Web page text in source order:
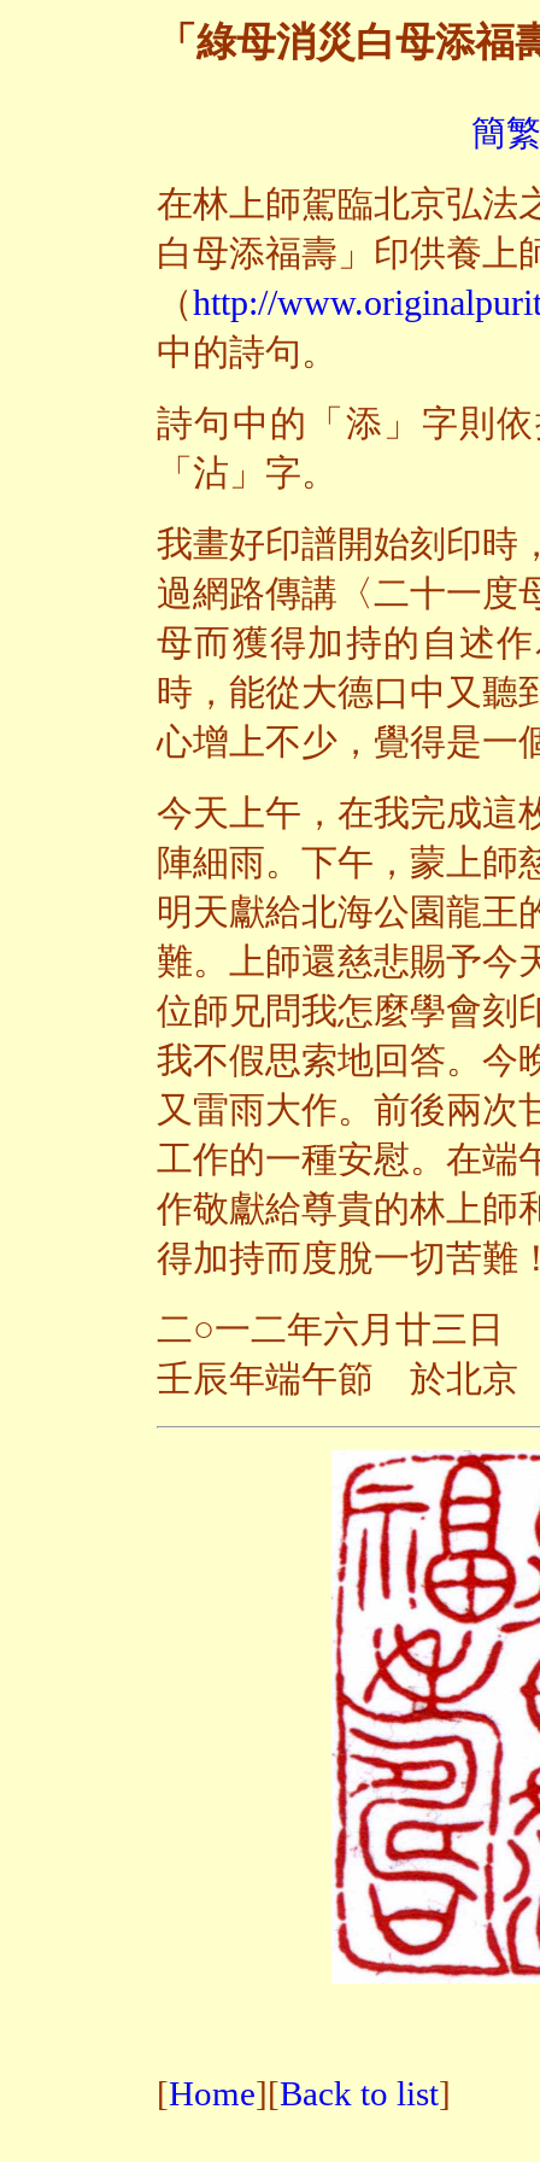
「綠母消災白母添福
簡
在林上師駕臨北京弘法
白母添福壽」印供養上
（http://
中的詩句。
詩句中的「添」字則
「沾」字。
我畫好印譜開始刻印時
過網路傳講〈二十一度
母而獲得加持的自述
時，能從大德口中又聽
心增上不少，覺得是一
今天上午，在我完成這
陣細雨。下午，蒙上師
明天獻給北海公園龍王
難。上師還慈悲賜予今
位師兄問我怎麼學會刻
我不假思索地回答。今
又雷雨大作。前後兩次
工作的一種安慰。在端
作敬獻給尊貴的林上師
得加持而度脫一切苦難
二○一二年六月廿三日
壬辰年端午節 於北京
[Home][Back to list]